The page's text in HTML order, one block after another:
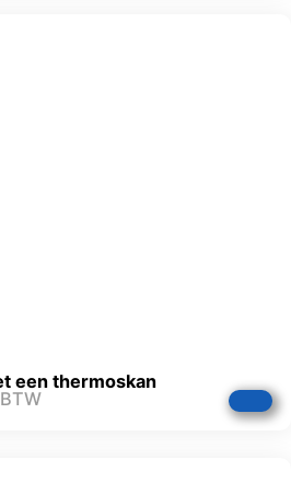
een thermoskan